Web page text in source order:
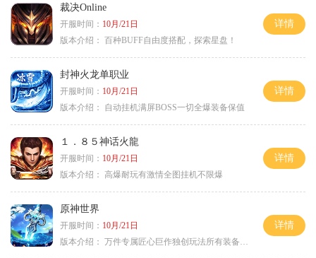
裁决Online
开服时间： 10月/21日
版本介绍： 百种BUFF自由度搭配，探索星盘！
详情
封神火龙单职业
开服时间： 10月/21日
版本介绍：
自动挂机满屏BOSS一切全爆装备保值
详情
１．８５神话火龍
开服时间： 10月/21日
版本介绍： 高爆耐玩有激情全图挂机不限爆
详情
原神世界
开服时间： 10月/21日
版本介绍： 万件专属匠心巨作独创玩法所有装备靠打
详情